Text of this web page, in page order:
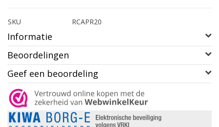
SKU RCAPR20
Informatie
Beoordelingen
Geef een beoordeling